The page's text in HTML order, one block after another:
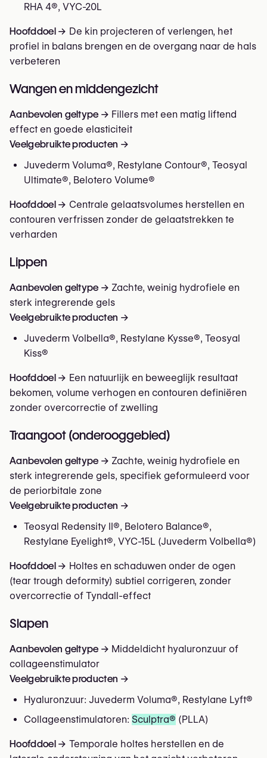
RHA 4®, VYC-20L
Hoofddoel → De kin projecteren of verlengen, het
profiel in balans brengen en de overgang naar de hals
verbeteren
Wangen en middengezicht
Aanbevolen geltype → Fillers met een matig liftend
effect en goede elasticiteit
Veelgebruikte producten →
Juvederm Voluma®, Restylane Contour®, Teosyal
Ultimate®, Belotero Volume®
Hoofddoel → Centrale gelaatsvolumes herstellen en
contouren verfrissen zonder de gelaatstrekken te
verharden
Lippen
Aanbevolen geltype → Zachte, weinig hydrofiele en
sterk integrerende gels
Veelgebruikte producten →
Juvederm Volbella®, Restylane Kysse®, Teosyal
Kiss®
Hoofddoel → Een natuurlijk en beweeglijk resultaat
bekomen, volume verhogen en contouren definiëren
zonder overcorrectie of zwelling
Traangoot (onderooggebied)
Aanbevolen geltype → Zachte, weinig hydrofiele en
sterk integrerende gels, specifiek geformuleerd voor
de periorbitale zone
Veelgebruikte producten →
Teosyal Redensity II®, Belotero Balance®,
Restylane Eyelight®, VYC-15L (Juvederm Volbella®)
Hoofddoel → Holtes en schaduwen onder de ogen
(tear trough deformity) subtiel corrigeren, zonder
overcorrectie of Tyndall-effect
Slapen
Aanbevolen geltype → Middeldicht hyaluronzuur of
collageenstimulator
Veelgebruikte producten →
Hyaluronzuur: Juvederm Voluma®, Restylane Lyft®
Collageenstimulatoren: Sculptra® (PLLA)
Hoofddoel → Temporale holtes herstellen en de